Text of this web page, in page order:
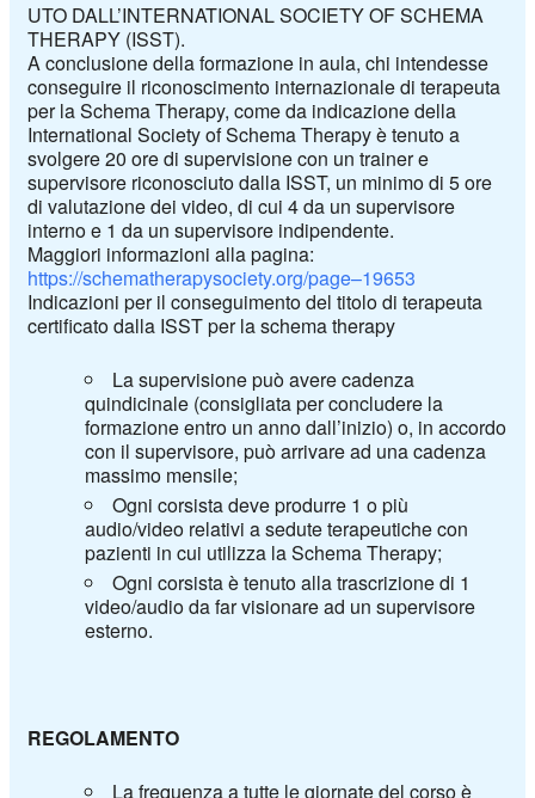
UTO DALL’INTERNATIONAL SOCIETY OF SCHEMA
THERAPY (ISST).
A conclusione della formazione in aula, chi intendesse
conseguire il riconoscimento internazionale di terapeuta
per la Schema Therapy, come da indicazione della
International Society of Schema Therapy è tenuto a
svolgere 20 ore di supervisione con un trainer e
supervisore riconosciuto dalla ISST, un minimo di 5 ore
di valutazione dei video, di cui 4 da un supervisore
interno e 1 da un supervisore indipendente.
Maggiori informazioni alla pagina:
https://schematherapysociety.org/page–19653
Indicazioni per il conseguimento del titolo di terapeuta
certificato dalla ISST per la schema therapy
La supervisione può avere cadenza
quindicinale (consigliata per concludere la
formazione entro un anno dall’inizio) o, in accordo
con il supervisore, può arrivare ad una cadenza
massimo mensile;
Ogni corsista deve produrre 1 o più
audio/video relativi a sedute terapeutiche con
pazienti in cui utilizza la Schema Therapy;
Ogni corsista è tenuto alla trascrizione di 1
video/audio da far visionare ad un supervisore
esterno.
REGOLAMENTO
La frequenza a tutte le giornate del corso è